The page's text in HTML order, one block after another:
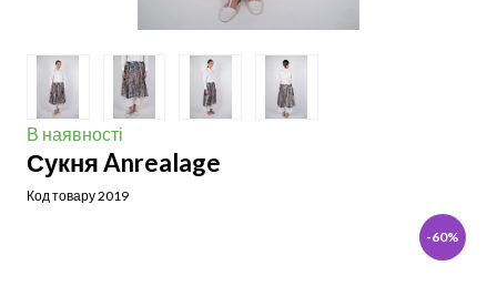
В наявності
Сукня Anrealage
Код товару 2019
-60%